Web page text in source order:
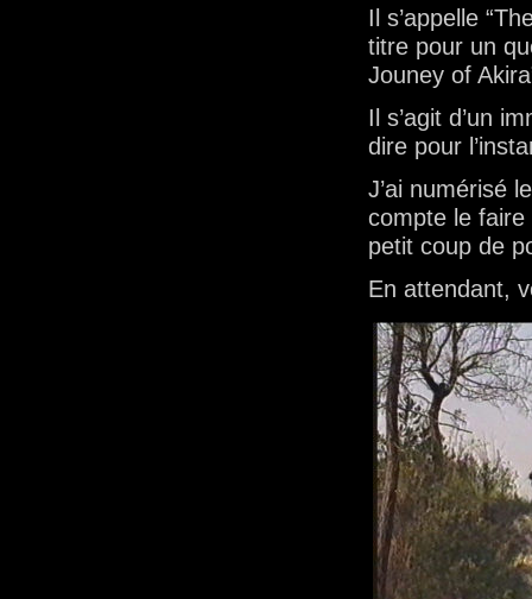
Il s’appelle
titre pour un
Jouney of
Il s’agit d’un
dire pour
J’ai numérisé
compte le
petit coup de
En attendant,